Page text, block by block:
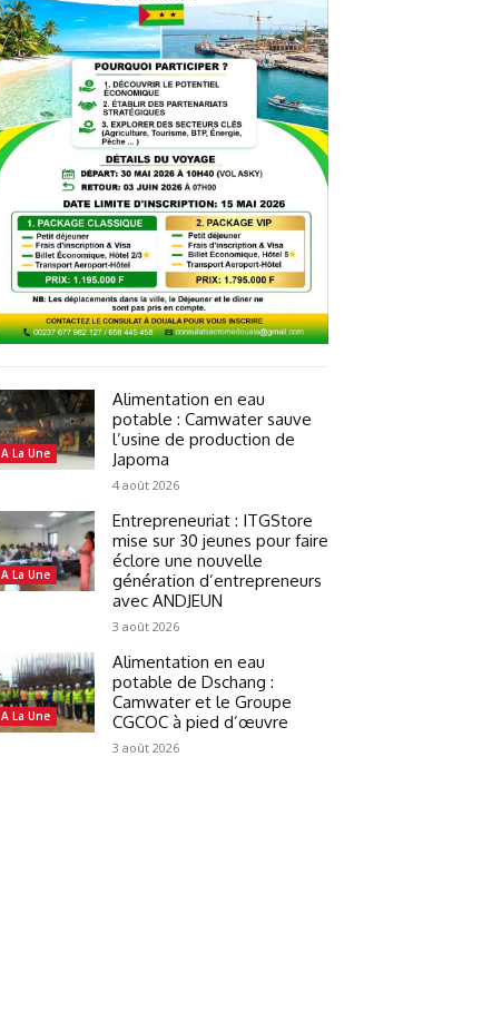
A La Une
Alimentation en eau
potable : Camwater sauve
l’usine de production de
Japoma
4 août 2026
A La Une
Entrepreneuriat : ITGStore
mise sur 30 jeunes pour faire
éclore une nouvelle
génération d’entrepreneurs
avec ANDJEUN
3 août 2026
A La Une
Alimentation en eau
potable de Dschang :
Camwater et le Groupe
CGCOC à pied d’œuvre
3 août 2026